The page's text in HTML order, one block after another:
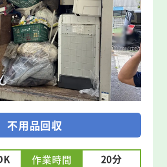
不用品回収
作業時間 20分